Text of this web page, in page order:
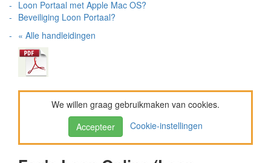
Loon Portaal met Apple Mac OS?
Beveiliging Loon Portaal?
« Alle handleidingen
We willen graag gebruikmaken van cookies.
Accepteer
Cookie-instellingen